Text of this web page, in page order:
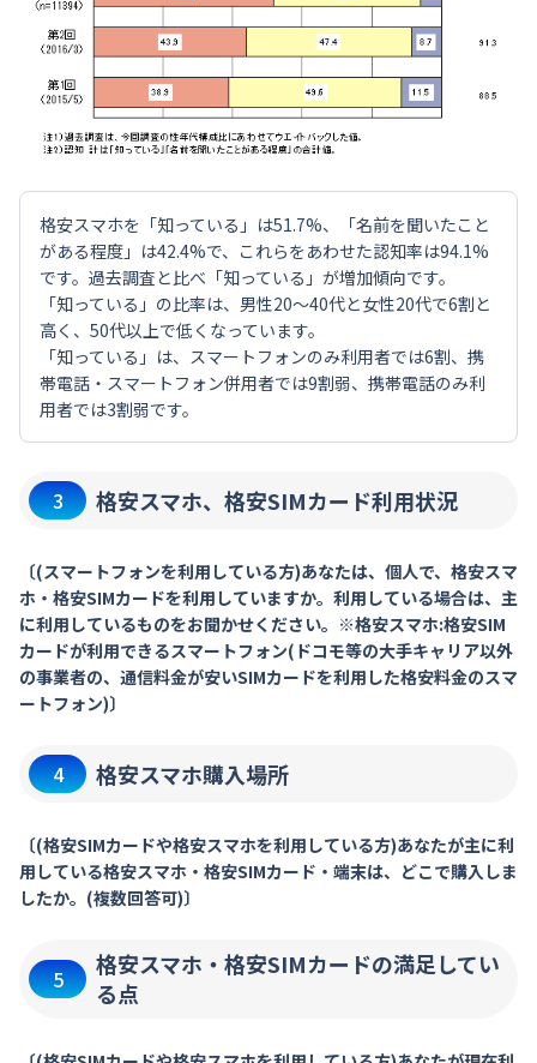
格安スマホを「知っている」は51.7%、「名前を聞いたこと
がある程度」は42.4%で、これらをあわせた認知率は94.1%
です。過去調査と比べ「知っている」が増加傾向です。
「知っている」の比率は、男性20～40代と女性20代で6割と
高く、50代以上で低くなっています。
「知っている」は、スマートフォンのみ利用者では6割、携
帯電話・スマートフォン併用者では9割弱、携帯電話のみ利
用者では3割弱です。
3 格安スマホ、格安SIMカード利用状況
〔(スマートフォンを利用している方)あなたは、個人で、格安スマ
ホ・格安SIMカードを利用していますか。利用している場合は、主
に利用しているものをお聞かせください。※格安スマホ:格安SIM
カードが利用できるスマートフォン(ドコモ等の大手キャリア以外
の事業者の、通信料金が安いSIMカードを利用した格安料金のスマ
ートフォン)〕
4 格安スマホ購入場所
〔(格安SIMカードや格安スマホを利用している方)あなたが主に利
用している格安スマホ・格安SIMカード・端末は、どこで購入しま
したか。(複数回答可)〕
5
格安スマホ・格安SIMカードの満足してい
る点